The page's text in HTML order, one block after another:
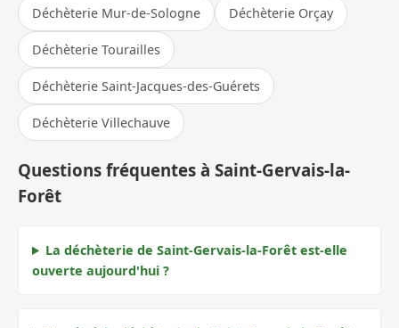
Déchèterie Mur-de-Sologne Déchèterie Orçay
Déchèterie Tourailles
Déchèterie Saint-Jacques-des-Guérets
Déchèterie Villechauve
Questions fréquentes à Saint-Gervais-la-
Forêt
La déchèterie de Saint-Gervais-la-Forêt est-elle
ouverte aujourd'hui ?